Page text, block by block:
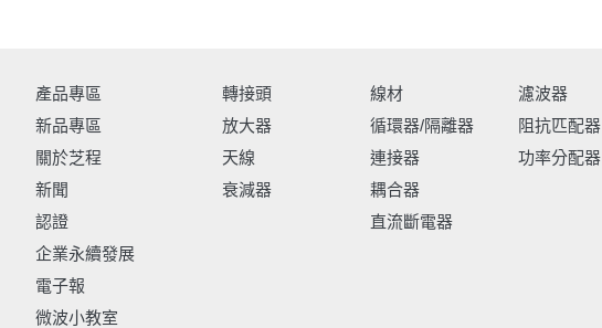
產品專區
新品專區
關於芝程
新聞
認證
企業永續發展
電子報
微波小教室
轉接頭
放大器
天線
衰減器
線材
循環器/隔離器
連接器
耦合器
直流斷電器
濾波器
阻抗匹配器
功率分配器